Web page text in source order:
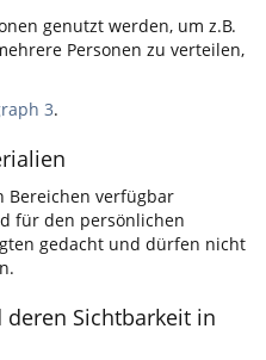
genutzt werden, um z.B.
Personen zu verteilen,
3.
Bereichen verfügbar
für den persönlichen
gedacht und dürfen nicht
Sichtbarkeit in